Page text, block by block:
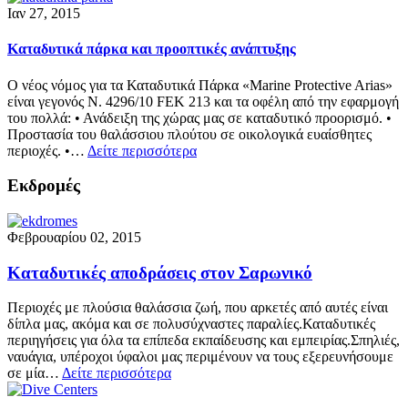
Ιαν 27, 2015
Kαταδυτικά πάρκα και προοπτικές ανάπτυξης
O νέος νόμος για τα Καταδυτικά Πάρκα «Marine Protective Arias»
είναι γεγονός N. 4296/10 FEK 213 και τα οφέλη από την εφαρμογή
του πολλά: • Ανάδειξη της χώρας μας σε καταδυτικό προορισμό. •
Προστασία του θαλάσσιου πλούτου σε οικολογικά ευαίσθητες
περιοχές. •… Δείτε περισσότερα
Εκδρομές
Φεβρουαρίου 02, 2015
Καταδυτικές αποδράσεις στον Σαρωνικό
Περιοχές με πλούσια θαλάσσια ζωή, που αρκετές από αυτές είναι
δίπλα μας, ακόμα και σε πολυσύχναστες παραλίες.Καταδυτικές
περιηγήσεις για όλα τα επίπεδα εκπαίδευσης και εμπειρίας.Σπηλιές,
ναυάγια, υπέροχοι ύφαλοι μας περιμένουν να τους εξερευνήσουμε
σε μία… Δείτε περισσότερα